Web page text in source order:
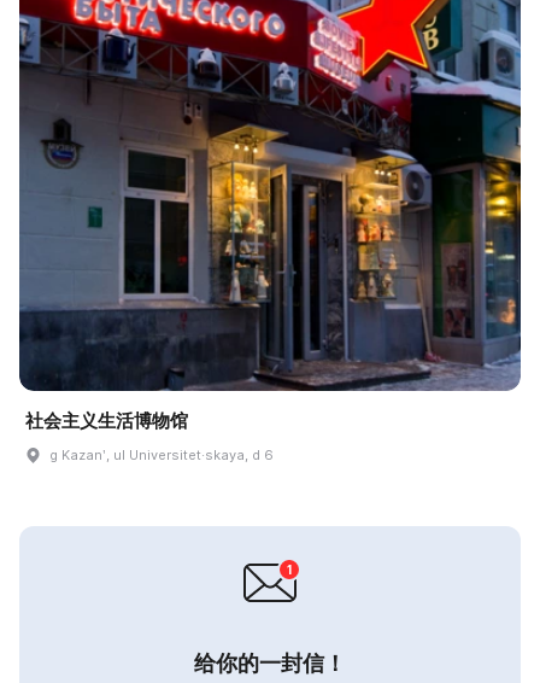
社会主义生活博物馆
g Kazanʹ, ul Universitet·skaya, d 6
给你的一封信！